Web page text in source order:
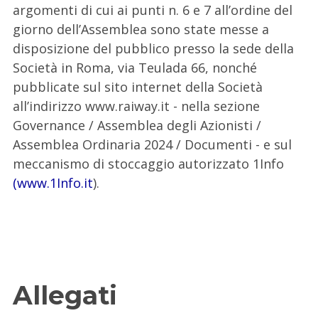
argomenti di cui ai punti n. 6 e 7 all’ordine del
giorno dell’Assemblea sono state messe a
disposizione del pubblico presso la sede della
Società in Roma, via Teulada 66, nonché
pubblicate sul sito internet della Società
all’indirizzo www.raiway.it - nella sezione
Governance / Assemblea degli Azionisti /
Assemblea Ordinaria 2024 / Documenti - e sul
meccanismo di stoccaggio autorizzato 1Info
(www.1Info.it).
Allegati